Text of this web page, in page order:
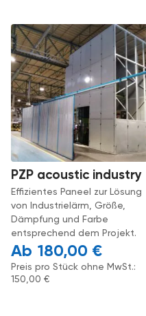
PZP acoustic industry
Effizientes Paneel zur Lösung
von Industrielärm, Größe,
Dämpfung und Farbe
entsprechend dem Projekt.
180,00 €
Preis pro Stück ohne MwSt.:
150,00 €